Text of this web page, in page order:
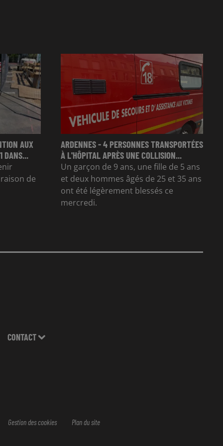
AUX
DANS...
de
ARDENNES - 4 PERSONNES TRANSPORTÉES
À L'HÔPITAL APRÈS UNE COLLISION...
Un garçon de 9 ans, une fille de 5 ans
et deux hommes âgés de 25 et 35 ans
ont été légèrement blessés ce
mercredi.
CONTACT
Gestion des cookies Plan du site